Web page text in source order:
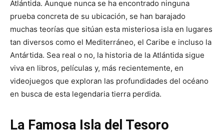
Atlántida. Aunque nunca se ha encontrado ninguna
prueba concreta de su ubicación, se han barajado
muchas teorías que sitúan esta misteriosa isla en lugares
tan diversos como el Mediterráneo, el Caribe e incluso la
Antártida. Sea real o no, la historia de la Atlántida sigue
viva en libros, películas y, más recientemente, en
videojuegos que exploran las profundidades del océano
en busca de esta legendaria tierra perdida.
La Famosa Isla del Tesoro